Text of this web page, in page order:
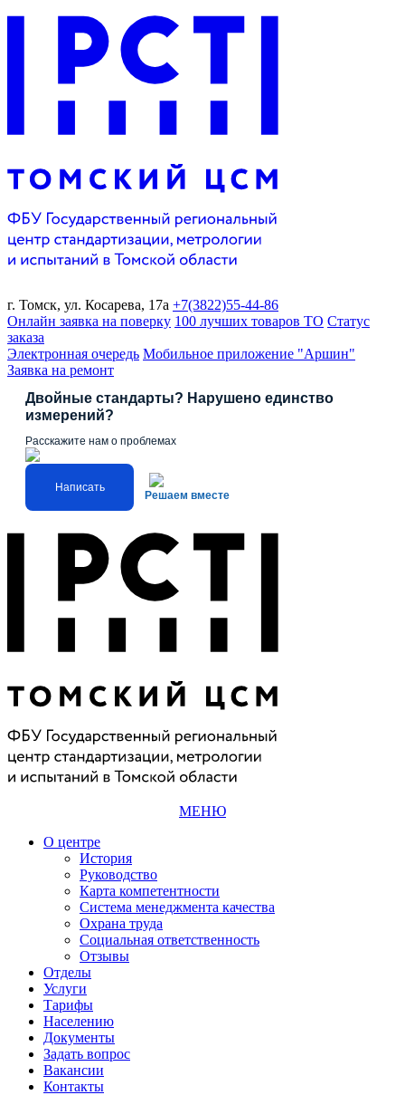
г. Томск, ул. Косарева, 17а +7(3822)55-44-86
Онлайн заявка на поверку 100 лучших товаров ТО Статус
заказа
Электронная очередь Мобильное приложение "Аршин"
Заявка на ремонт
Двойные стандарты? Нарушено единство
измерений?
Расскажите нам о проблемах
Написать
Решаем вместе
МЕНЮ
О центре
История
Руководство
Карта компетентности
Система менеджмента качества
Охрана труда
Социальная ответственность
Отзывы
Отделы
Услуги
Тарифы
Населению
Документы
Задать вопрос
Вакансии
Контакты